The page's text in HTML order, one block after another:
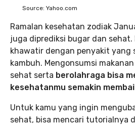
Source: Yahoo.com
Ramalan kesehatan zodiak
juga diprediksi bugar dan sehat.
khawatir dengan penyakit yang
kambuh. Mengonsumsi
sehat serta berolahraga bisa
kesehatanmu semakin
Untuk kamu yang ingin
sehat, bisa mencari tutorialnya